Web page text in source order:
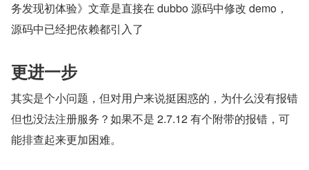
务发现初体验》文章是直接在 dubbo 源码中修改 demo，
源码中已经把依赖都引入了
更进一步
其实是个小问题，但对用户来说挺困惑的，为什么没有报错
但也没法注册服务？如果不是 2.7.12 有个附带的报错，可
能排查起来更加困难。